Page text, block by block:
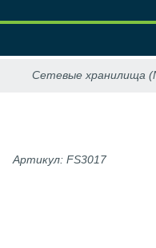
Артикул: FS3017